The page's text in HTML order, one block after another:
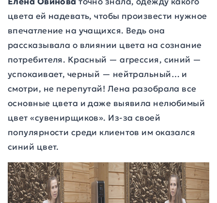
цвета ей надевать, чтобы произвести нужное
впечатление на учащихся. Ведь она
рассказывала о влиянии цвета на сознание
потребителя. Красный — агрессия, синий —
успокаивает, черный — нейтральный… и
смотри, не перепутай! Лена разобрала все
основные цвета и даже выявила нелюбимый
цвет «сувенирщиков». Из-за своей
популярности среди клиентов им оказался
синий цвет.